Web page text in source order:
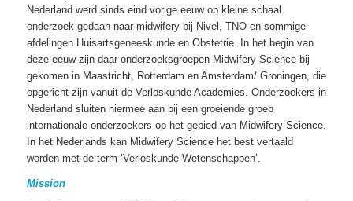
Nederland werd sinds eind vorige eeuw op kleine schaal
onderzoek gedaan naar midwifery bij Nivel, TNO en sommige
afdelingen Huisartsgeneeskunde en Obstetrie. In het begin van
deze eeuw zijn daar onderzoeksgroepen Midwifery Science bij
gekomen in Maastricht, Rotterdam en Amsterdam/ Groningen, die
opgericht zijn vanuit de Verloskunde Academies. Onderzoekers in
Nederland sluiten hiermee aan bij een groeiende groep
internationale onderzoekers op het gebied van Midwifery Science.
In het Nederlands kan Midwifery Science het best vertaald
worden met de term ‘Verloskunde Wetenschappen’.
Mission